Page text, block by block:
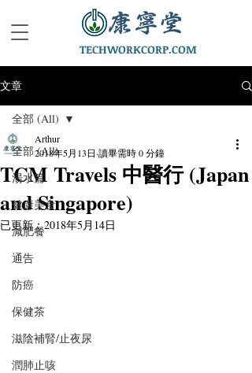
TECHWORKCORP.COM
文章
全部 (All)
湯水篇
健康美食
減肥餐
通告
防癌
保健茶
滋陰補腎/止夜尿
潤肺止咳
全部 (All)
TCM Travels 中醫行 (Japan
and Singapore)
Arthur
2018年5月13日 讀畢需時 0 分鐘
已更新：2018年5月14日